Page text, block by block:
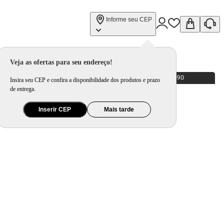
Informe seu CEP
Veja as ofertas para seu endereço!
Insira seu CEP e confira a disponibilidade dos produtos e prazo
de entrega.
Inserir CEP Mais tarde